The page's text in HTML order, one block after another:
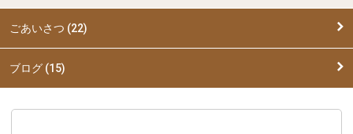
ごあいさつ (22)
ブログ (15)